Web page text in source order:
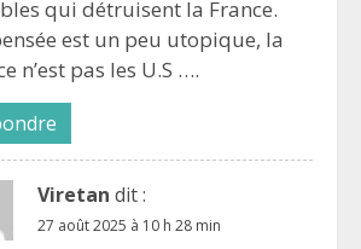
qui détruisent la France.
est un peu utopique, la
n’est pas les U.S ….
Viretan dit :
27 août 2025 à 10 h 28 min